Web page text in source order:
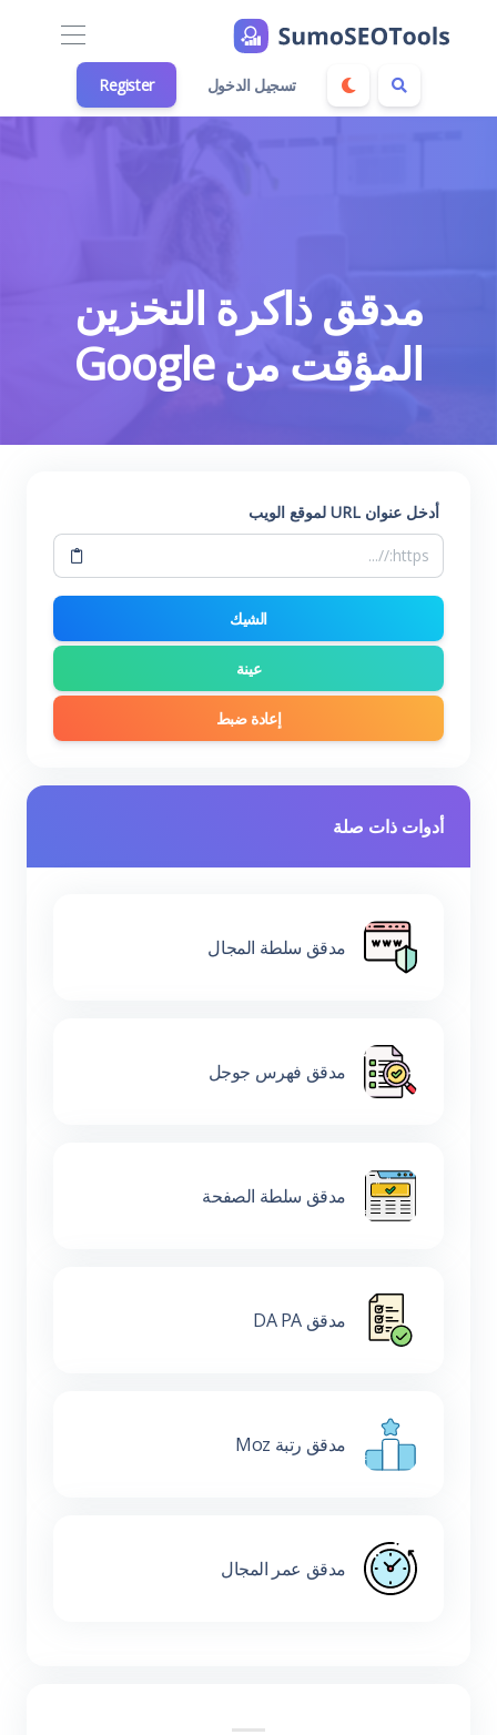
تسجيل الدخول Register
مدقق ذاكرة التخزين
المؤقت من Google
أدخل عنوان URL لموقع الويب
الشيك
عينة
إعادة ضبط
أدوات ذات صلة
مدقق سلطة المجال
مدقق فهرس جوجل
مدقق سلطة الصفحة
مدقق DA PA
مدقق رتبة Moz
مدقق عمر المجال